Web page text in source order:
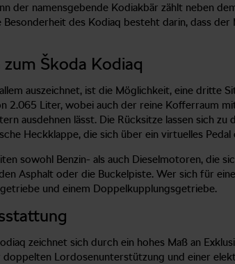
der namensgebende Kodiakbär zählt neben
des Kodiaq besteht darin, dass
Škoda Kodiaq
auszeichnet, ist die Möglichkeit, eine dritte
2.065 Liter, wobei auch der reine Kofferraum
ausdehnen lässt. Die Rücksitze lassen sich
Heckklappe, die sich über ein virtuelles
sowohl Benzin- als auch Dieselmotoren, die
Asphalt oder die Buckelpiste. Wer sich für
und einem Doppelkupplungsgetriebe.
zeichnet sich durch ein hohes Maß an
Lordosenunterstützung und einer